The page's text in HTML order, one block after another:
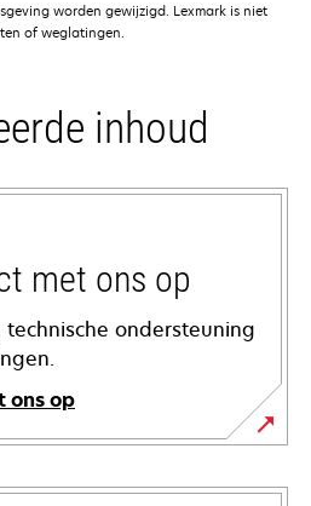
worden gewijzigd. Lexmark is niet
of weglatingen.
inhoud
met ons op
ondersteuning
ons op